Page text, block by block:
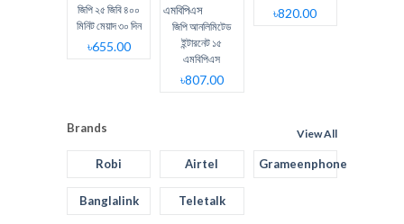
জিপি ২৫ জিবি ৪০০
মিনিট মেয়াদ ৩০ দিন
৳655.00
জিপি আনলিমিটেড
ইন্টারনেট ১৫
এমবিপিএস
৳807.00
৳820.00
Brands View All
Robi Airtel Grameenphone
Banglalink Teletalk